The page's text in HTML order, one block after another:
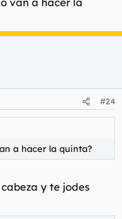
#24
a hacer la quinta?
y te jodes